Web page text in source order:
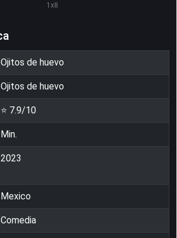
1 x8
Ojitos de huevo
Ojitos de huevo
⭐ 7.9/10
Min.
2023
Mexico
Comedia